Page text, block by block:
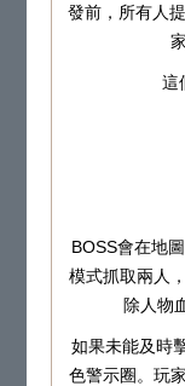
發前，所有人
這
BOSS會在地
模式抓取兩人
除人物
如果未能及時
色警示圈。玩